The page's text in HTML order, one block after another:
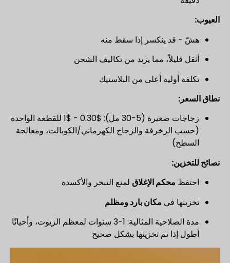
العيوب:
هشّ - قد ينكسر إذا سقط منه
أثقل قليلاً، مما يزيد من تكاليف الشحن
تكلفة أولية أعلى من البلاستيك
نطاق السعر:
زجاجات صغيرة (5-30 مل): $0.30 - $1 للقطعة الواحدة
(حسب الزخرفة والزجاج الكهرماني/الكوبالت، ومعالجة
السطح)
نصائح للتخزين:
احتفظ محكم الإغلاق لمنع التبخر والأكسدة
تخزينها في مكان بارد ومظلم
مدة الصلاحية المثالية: 1-3 سنوات لمعظم الزيوت، وأحيانًا
أطول إذا تم تخزينها بشكل صحيح